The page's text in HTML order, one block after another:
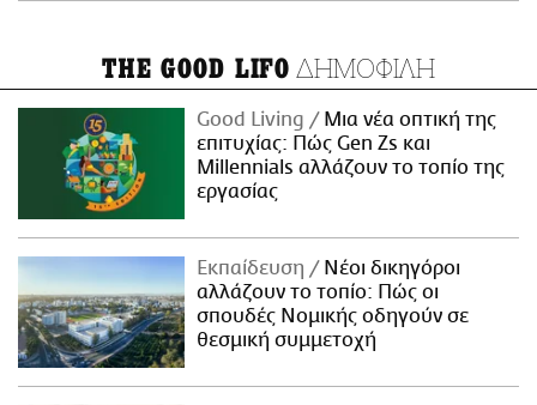
THE GOOD LIFO ΔΗΜΟΦΙΛΗ
Good Living
Μια νέα οπτική της
επιτυχίας: Πώς Gen Zs και
Millennials αλλάζουν το τοπίο της
εργασίας
Εκπαίδευση
Νέοι δικηγόροι
αλλάζουν το τοπίο: Πώς οι
σπουδές Νομικής οδηγούν σε
θεσμική συμμετοχή